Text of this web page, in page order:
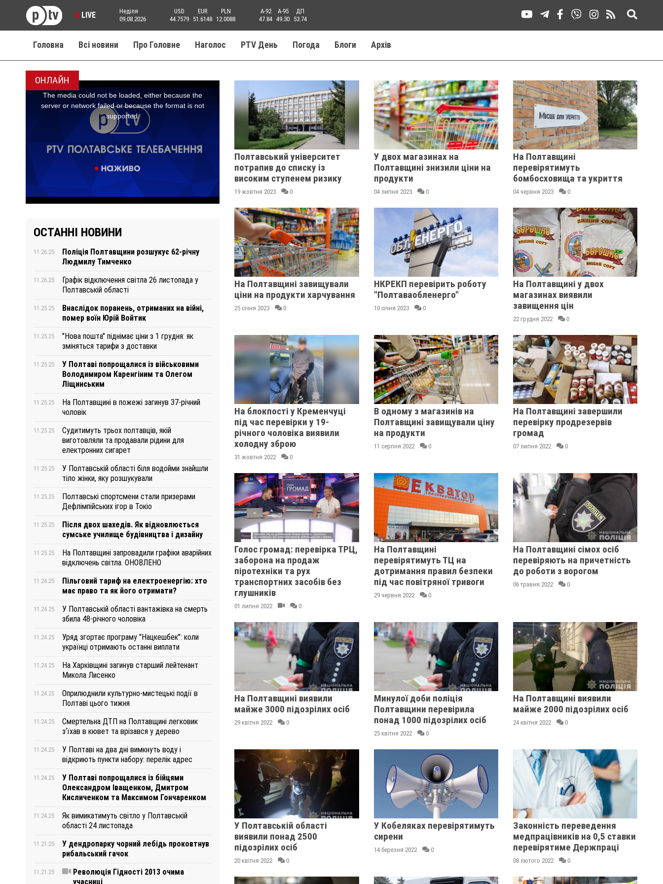
LIVE
Неділя
09.08.2026
USD
44.7579
EUR
51.6148
PLN
12.0088
A-92
47.84
A-95
49.30
ДП
53.74
Головна Всі новини Про Головне Наголос PTV День Погода Блоги Aрхів
ОНЛАЙН
ОСТАННІ НОВИНИ
11.26.25
Поліція Полтавщини розшукує 62-річну
Людмилу Тимченко
11.26.25
Графік відключення світла 26 листопада у
Полтавській області
11.25.25
Внаслідок поранень, отриманих на війні,
помер воїн Юрій Войтик
11.25.25
"Нова пошта" піднімає ціни з 1 грудня: як
зміняться тарифи з доставки
11.25.25
У Полтаві попрощалися із військовими
Володимиром Каренгіним та Олегом
Ліщинським
11.25.25
На Полтавщині в пожежі загинув 37-річний
чоловік
11.25.25
Судитимуть трьох полтавців, якій
виготовляли та продавали рідини для
електронних сигарет
11.25.25
У Полтавській області біля водойми знайшли
тіло жінки, яку розшукували
11.25.25
Полтавські спортсмени стали призерами
Дефлімпійських ігор в Токіо
11.25.25
Після двох шахедів. Як відновлюється
сумське училище будівництва і дизайну
11.25.25
На Полтавщині запровадили графіки аварійних
відключень світла. ОНОВЛЕНО
11.24.25
Пільговий тариф на електроенергію: хто
має право та як його отримати?
11.24.25
У Полтавській області вантажівка на смерть
збила 48-річного чоловіка
11.24.25
Уряд згортає програму "Нацкешбек": коли
українці отримають останні виплати
11.24.25
На Харківщині загинув старший лейтенант
Микола Лисенко
11.24.25
Оприлюднили культурно-мистецькі події в
Полтаві цього тижня
11.24.25
Смертельна ДТП на Полтавщині легковик
з‘їхав в кювет та врізався у дерево
11.24.25
У Полтаві на два дні вимкнуть воду і
відкриють пункти набору: перелік адрес
11.24.25
У Полтаві попрощалися із бійцями
Олександром Іващенком, Дмитром
Кисличенком та Максимом Гончаренком
11.24.25
Як вимикатимуть світло у Полтавській
області 24 листопада
11.21.25
У дендропарку чорний лебідь проковтнув
рибальський гачок
11.21.25
Революція Гідності 2013 очима
учасниці
Полтавський університет
потрапив до списку із
високим ступенем ризику
19 жовтня 2023 0
У двох магазинах на
Полтавщині знизили ціни на
продукти
04 липня 2023 0
На Полтавщині
перевірятимуть
бомбосховища та укриття
04 червня 2023 0
На Полтавщині завищували
ціни на продукти харчування
25 січня 2023 0
НКРЕКП перевірить роботу
"Полтаваобленерго"
10 січня 2023 0
На Полтавщині у двох
магазинах виявили
завищення цін
22 грудня 2022 0
На блокпості у Кременчуці
під час перевірки у 19-
річного чоловіка виявили
холодну зброю
31 жовтня 2022 0
В одному з магазинів на
Полтавщині завищували ціну
на продукти
11 серпня 2022 0
На Полтавщині завершили
перевірку продрезервів
громад
07 липня 2022 0
Голос громад: перевірка ТРЦ,
заборона на продаж
піротехніки та рух
транспортних засобів без
глушників
01 липня 2022 0
На Полтавщині
перевірятимуть ТЦ на
дотримання правил безпеки
під час повітряної тривоги
29 червня 2022 0
На Полтавщині сімох осіб
перевіряють на причетність
до роботи з ворогом
06 травня 2022 0
На Полтавщині виявили
майже 3000 підозрілих осіб
29 квітня 2022 0
Минулої доби поліція
Полтавщини перевірила
понад 1000 підозрілих осіб
25 квітня 2022 0
На Полтавщині виявили
майже 2000 підозрілих осіб
24 квітня 2022 0
У Полтавській області
виявили понад 2500
підозрілих осіб
20 квітня 2022 0
У Кобеляках перевірятимуть
сирени
14 березня 2022 0
Законність переведення
медпрацівників на 0,5 ставки
перевірятиме Держпраці
08 лютого 2022 0